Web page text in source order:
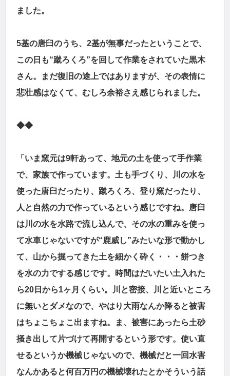
ました。
5基の唐臼のうち、2基が無事だったということで、
この日も“蹴ろくろ”を回して作業をされていた黒木
さん。まだ復旧の途上ではありますが、その表情に
悲壮感はなくて、むしろ余裕さえ感じられました。
◆◆
「いま窯元は9軒あって、地元の土を使って手作業
で、家族で作っています。土も手づくり、川の水を
使った唐臼だったり、蹴ろくろ、登り窯だったり、
人と自然の力で作っているという感じですね。唐臼
は川の水を水路で流し込んで、その水の重みを使っ
て水車じゃないですが“鹿威し”みたいな形で動かし
て、山から掘ってきた土を細かく砕く・・・餅つき
を水の力でする感じです。時間はだいたい土入れた
ら20日から1ヶ月くらい。川と密接、川と近いところ
に無いとダメなので、やはり大雨なんか降ると被害
はちょこちょこ出ますね。ま、被害にあったら土砂
掻き出して片づけて再開するという形です。使い直
せるというか機械じゃないので、機械だと一回水害
なんかあると何百万円の機械壊れたとかそういう話